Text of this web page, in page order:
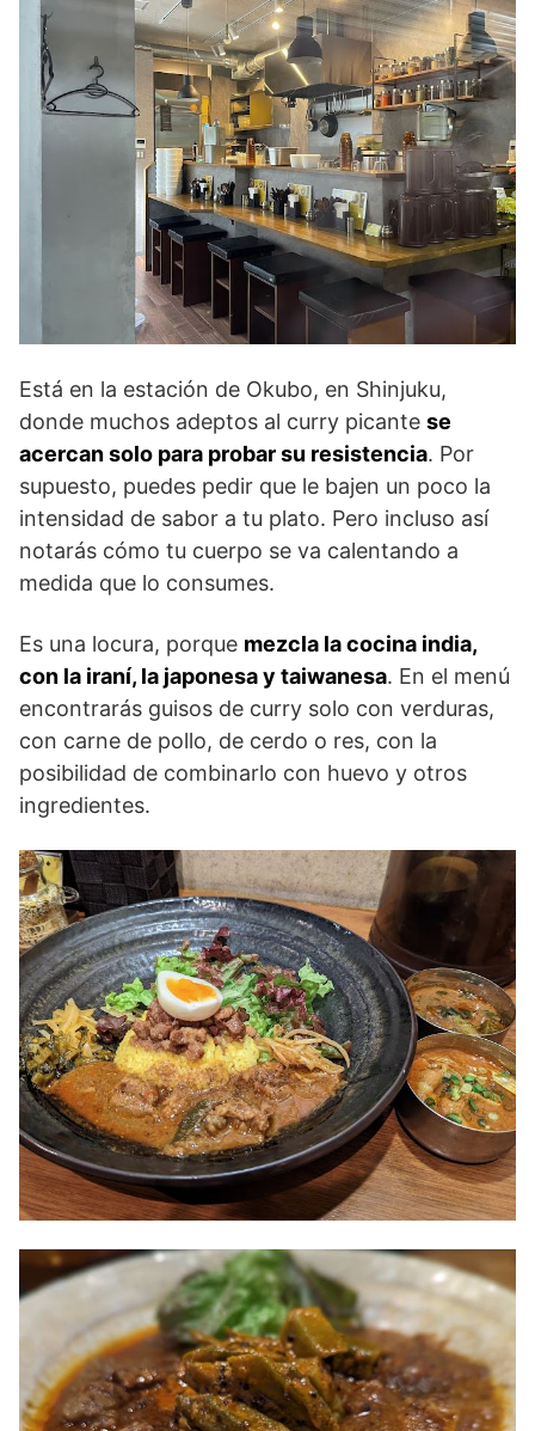
Está en la estación de Okubo, en Shinjuku,
donde muchos adeptos al curry picante se
acercan solo para probar su resistencia. Por
supuesto, puedes pedir que le bajen un poco la
intensidad de sabor a tu plato. Pero incluso así
notarás cómo tu cuerpo se va calentando a
medida que lo consumes.
Es una locura, porque mezcla la cocina india,
con la iraní, la japonesa y taiwanesa. En el menú
encontrarás guisos de curry solo con verduras,
con carne de pollo, de cerdo o res, con la
posibilidad de combinarlo con huevo y otros
ingredientes.